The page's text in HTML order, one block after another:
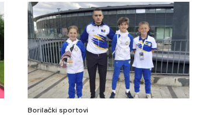
Borilački sportovi